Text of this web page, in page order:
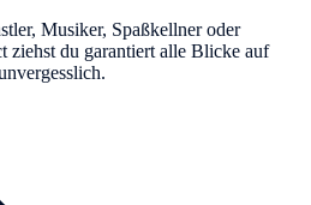
Musiker, Spaßkellner oder
ziehst du garantiert alle Blicke auf